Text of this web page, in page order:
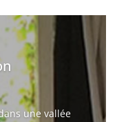
une vallée